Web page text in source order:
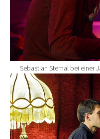
Sebastian Sternal bei einer
Show larger version for: